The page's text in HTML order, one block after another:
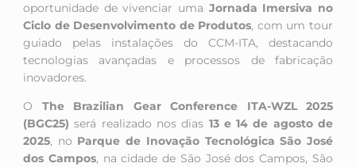
oportunidade de vivenciar uma Jornada Imersiva no
Ciclo de Desenvolvimento de Produtos, com um tour
guiado pelas instalações do CCM-ITA, destacando
tecnologias avançadas e processos de fabricação
inovadores.
O The Brazilian Gear Conference ITA-WZL 2025
(BGC25) será realizado nos dias 13 e 14 de agosto de
2025, no Parque de Inovação Tecnológica São José
dos Campos, na cidade de São José dos Campos, São